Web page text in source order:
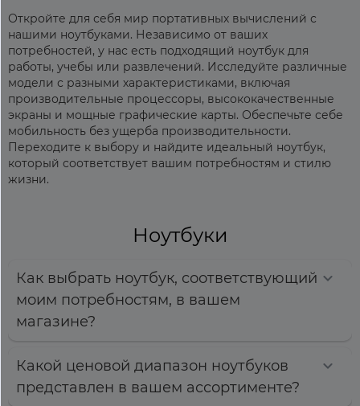
Откройте для себя мир портативных вычислений с
нашими ноутбуками. Независимо от ваших
потребностей, у нас есть подходящий ноутбук для
работы, учебы или развлечений. Исследуйте различные
модели с разными характеристиками, включая
производительные процессоры, высококачественные
экраны и мощные графические карты. Обеспечьте себе
мобильность без ущерба производительности.
Переходите к выбору и найдите идеальный ноутбук,
который соответствует вашим потребностям и стилю
жизни.
Ноутбуки
Как выбрать ноутбук, соответствующий
моим потребностям, в вашем
магазине?
Какой ценовой диапазон ноутбуков
представлен в вашем ассортименте?